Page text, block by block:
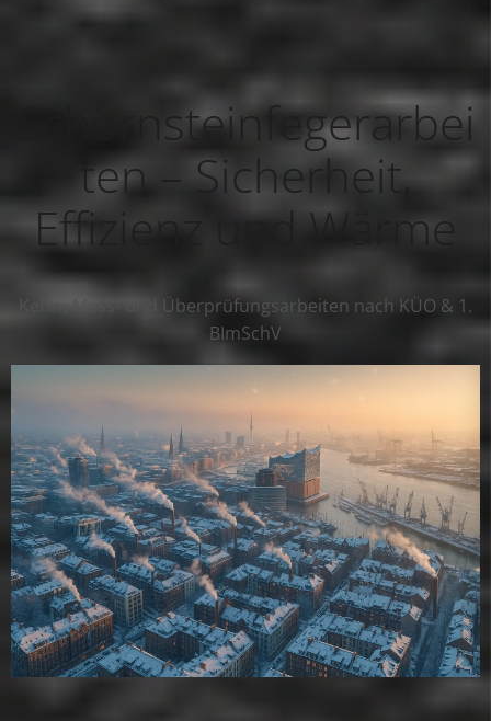
Schornsteinfegerarbei
ten – Sicherheit,
Effizienz und Wärme
Kehr-, Mess- und Überprüfungsarbeiten nach KÜO & 1.
BImSchV